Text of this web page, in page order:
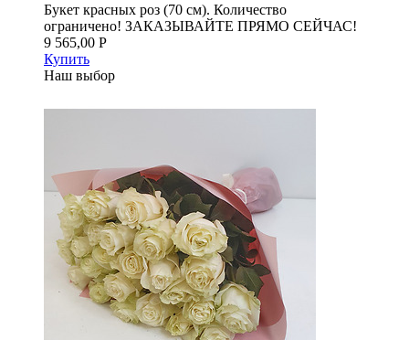
Букет красных роз (70 см). Количество
ограничено! ЗАКАЗЫВАЙТЕ ПРЯМО СЕЙЧАС!
9 565,00 Р
Купить
Наш выбор